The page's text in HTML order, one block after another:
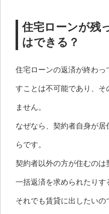
住宅ローンが残
はできる？
住宅ローンの返済が終わ
すことは不可能であり、そ
ません。
なぜなら、契約者自身が
らです。
契約者以外の方が住むのは
一括返済を求められたりす
それでも賃貸に出したい